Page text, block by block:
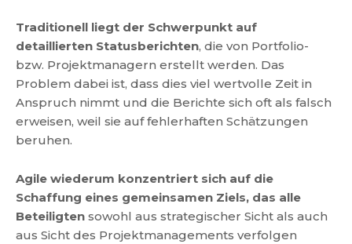
Traditionell liegt der Schwerpunkt auf
detaillierten Statusberichten, die von Portfolio-
bzw. Projektmanagern erstellt werden. Das
Problem dabei ist, dass dies viel wertvolle Zeit in
Anspruch nimmt und die Berichte sich oft als falsch
erweisen, weil sie auf fehlerhaften Schätzungen
beruhen.
Agile wiederum konzentriert sich auf die
Schaffung eines gemeinsamen Ziels, das alle
Beteiligten sowohl aus strategischer Sicht als auch
aus Sicht des Projektmanagements verfolgen